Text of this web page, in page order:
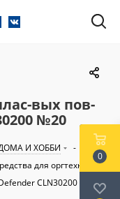
вых пов-
№20
И ХОББИ
-
для оргтехники -
CLN30200 №20
0